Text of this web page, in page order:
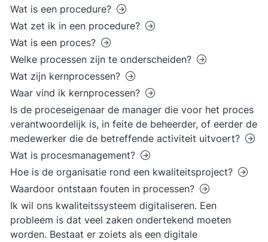
Wat is een procedure?
Wat zet ik in een procedure?
Wat is een proces?
Welke processen zijn te onderscheiden?
Wat zijn kernprocessen?
Waar vind ik kernprocessen?
Is de proceseigenaar de manager die voor het proces
verantwoordelijk is, in feite de beheerder, of eerder de
medewerker die de betreffende activiteit uitvoert?
Wat is procesmanagement?
Hoe is de organisatie rond een kwaliteitsproject?
Waardoor ontstaan fouten in processen?
Ik wil ons kwaliteitssysteem digitaliseren. Een
probleem is dat veel zaken ondertekend moeten
worden. Bestaat er zoiets als een digitale